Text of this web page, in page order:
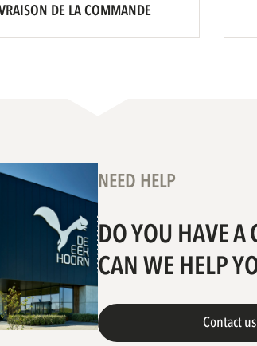
DE LA COMMANDE
NEED HELP
DO YOU HAVE A
CAN WE HELP
Contact us